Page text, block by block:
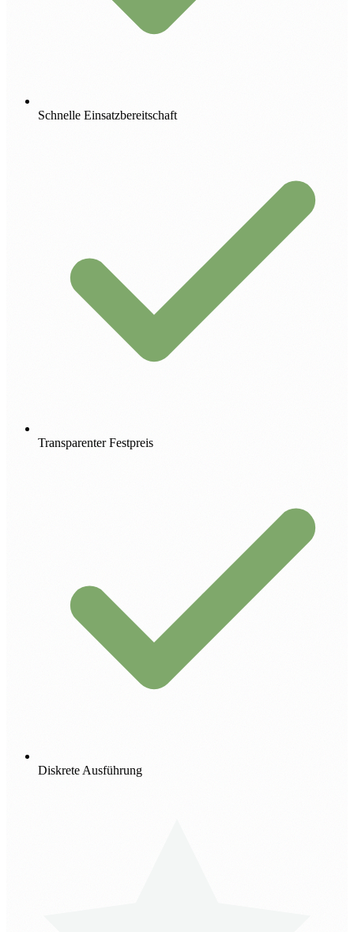
Schnelle Einsatzbereitschaft
Transparenter Festpreis
Diskrete Ausführung